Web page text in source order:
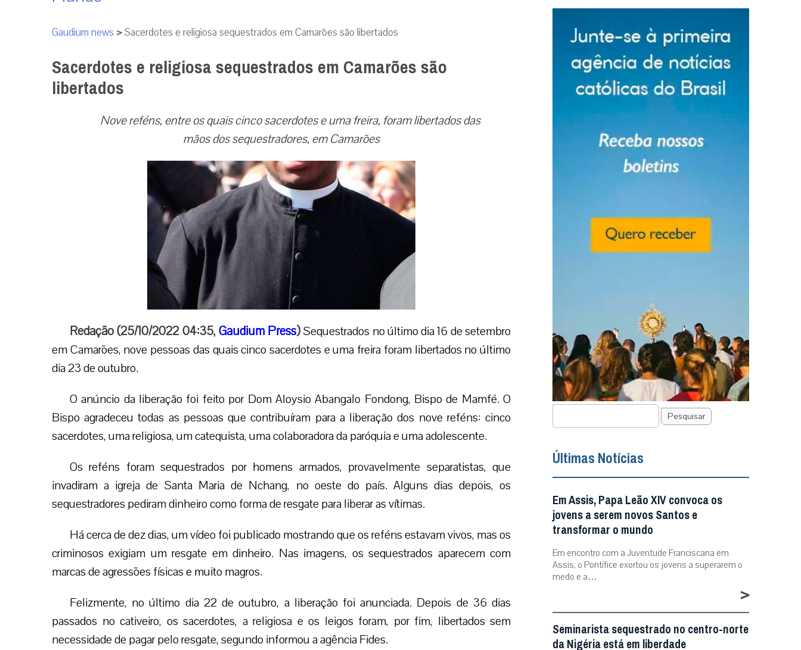
Gaudium news >Sacerdotes e religiosa sequestrados em Camarões são libertados
Sacerdotes e religiosa sequestrados em Camarões são
libertados
Nove reféns, entre os quais cinco sacerdotes e uma freira, foram libertados das
mãos dos sequestradores, em Camarões
Redação (25/10/2022 04:35, Gaudium Press)Sequestrados no último dia 16 de setembro
em Camarões, nove pessoas das quais cinco sacerdotes e uma freira foram libertados no último
dia 23 de outubro.
O anúncio da liberação foi feito por Dom Aloysio Abangalo Fondong, Bispo de Mamfé. O
Bispo agradeceu todas as pessoas que contribuíram para a liberação dos nove reféns: cinco
sacerdotes, uma religiosa, um catequista, uma colaboradora da paróquia e uma adolescente.
Os reféns foram sequestrados por homens armados, provavelmente separatistas, que
invadiram a igreja de Santa Maria de Nchang, no oeste do país. Alguns dias depois, os
sequestradores pediram dinheiro como forma de resgate para liberar as vítimas.
Há cerca de dez dias, um vídeo foi publicado mostrando que os reféns estavam vivos, mas os
criminosos exigiam um resgate em dinheiro. Nas imagens, os sequestrados aparecem com
marcas de agressões físicas e muito magros.
Felizmente, no último dia 22 de outubro, a liberação foi anunciada. Depois de 36 dias
passados no cativeiro, os sacerdotes, a religiosa e os leigos foram, por fim, libertados sem
necessidade de pagar pelo resgate, segundo informou a agência Fides.
Pesquisar
Últimas Notícias
Em Assis, Papa Leão XIV convoca os
jovens a serem novos Santos e
transformar o mundo
Em encontro com a Juventude Franciscana em
Assis, o Pontífice exortou os jovens a superarem o
medo e a…
>
Seminarista sequestrado no centro-norte
da Nigéria está em liberdade